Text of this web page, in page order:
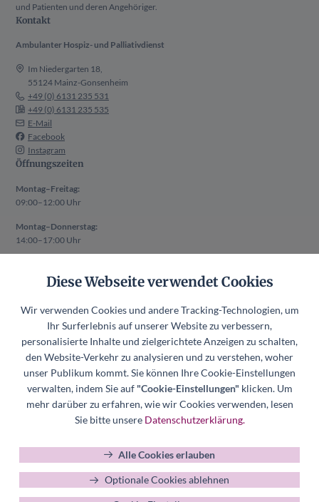
und Patienten und deren Angehöriger.
Kontakt
Ambulanter Hospiz- und Palliativdienst
Im Niedergarten 18,
55124 Mainz-Gonsenheim
+49 (0) 6131 235 531
+49 (0) 6131 235 535
E-Mail
Facebook
Instagram
Öffnungszeiten
Montag–Freitag:
09:00–12:00 Uhr
Montag–Donnerstag:
14:00–17:00 Uhr
vorheriger Absprache möglich.
Datenschutzerklärung
Datenschutzerklärung Mitgliederverwaltung
Hinweisgeberkanal
Datenschutzerklärung Hinweisgeberkanal
Cookie-Einstellungen
Diese Webseite verwendet Cookies
Wir verwenden Cookies und andere Tracking-Technologien, um
Ihr Surferlebnis auf unserer Website zu verbessern,
personalisierte Inhalte und zielgerichtete Anzeigen zu schalten,
den Website-Verkehr zu analysieren und zu verstehen, woher
unser Publikum kommt. Sie können Ihre Cookie-Einstellungen
verwalten, indem Sie auf "Cookie-Einstellungen" klicken. Um
mehr darüber zu erfahren, wie wir Cookies verwenden, lesen
Sie bitte unsere Datenschutzerklärung.
Alle Cookies erlauben
Optionale Cookies ablehnen